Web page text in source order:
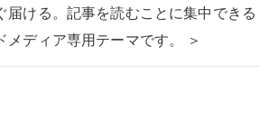
届ける。記事を読むことに集中できる
メディア専用テーマです。 ＞